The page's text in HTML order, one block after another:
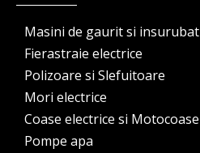
Masini de gaurit si insurubat
Fierastraie electrice
Polizoare si Slefuitoare
Mori electrice
Coase electrice si Motocoase
Pompe apa